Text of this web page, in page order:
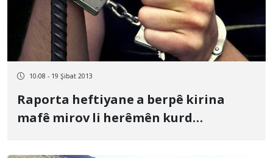
10:08 - 19 Şibat 2013
Raporta heftiyane a berpê kirina
mafê mirov li herêmên kurd